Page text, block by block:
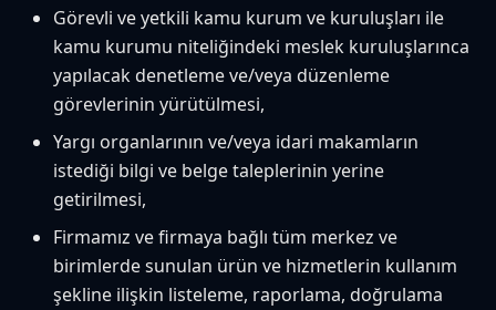
Görevli ve yetkili kamu kurum ve kuruluşları ile
kamu kurumu niteliğindeki meslek kuruluşlarınca
yapılacak denetleme ve/veya düzenleme
görevlerinin yürütülmesi,
Yargı organlarının ve/veya idari makamların
istediği bilgi ve belge taleplerinin yerine
getirilmesi,
Firmamız ve firmaya bağlı tüm merkez ve
birimlerde sunulan ürün ve hizmetlerin kullanım
şekline ilişkin listeleme, raporlama, doğrulama